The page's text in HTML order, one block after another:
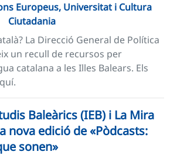
Europeus, Universitat i Cultura
Ciutadania
La Direcció General de Política
un recull de recursos per
catalana a les Illes Balears. Els
Baleàrics (IEB) i La Mira
nova edició de «Pòdcasts:
sonen»